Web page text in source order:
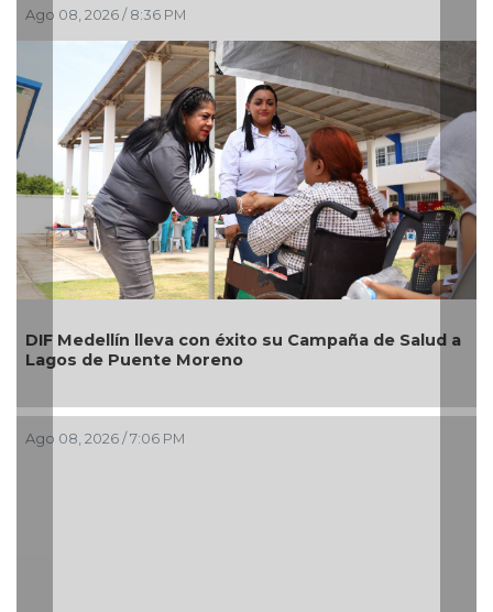
a
Ago 08, 2026 / 6:55 PM
nuevos módulos comerciales para mejorar la
imagen de las playas e impulsar la economía